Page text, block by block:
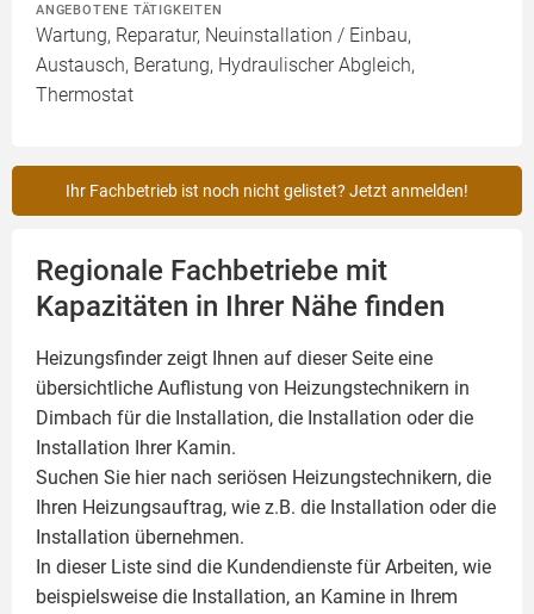
ANGEBOTENE TÄTIGKEITEN
Wartung, Reparatur, Neuinstallation / Einbau,
Austausch, Beratung, Hydraulischer Abgleich,
Thermostat
Ihr Fachbetrieb ist noch nicht gelistet? Jetzt anmelden!
Regionale Fachbetriebe mit
Kapazitäten in Ihrer Nähe finden
Heizungsfinder zeigt Ihnen auf dieser Seite eine
übersichtliche Auflistung von Heizungstechnikern in
Dimbach für die Installation, die Installation oder die
Installation Ihrer Kamin.
Suchen Sie hier nach seriösen Heizungstechnikern, die
Ihren Heizungsauftrag, wie z.B. die Installation oder die
Installation übernehmen.
In dieser Liste sind die Kundendienste für Arbeiten, wie
beispielsweise die Installation, an Kamine in Ihrem